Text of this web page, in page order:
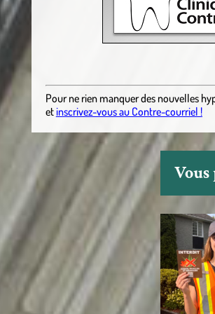
Pour ne rien manquer des nouvelles
etinscrivez-vous au Contre-courriel !